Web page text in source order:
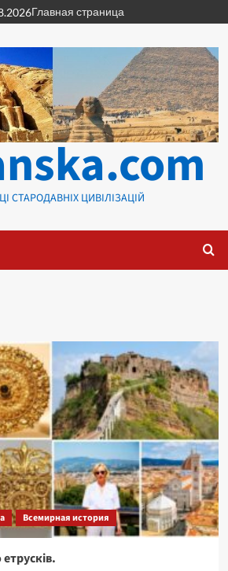
Главная страница
СТАРОДАВНІХ ЦИВІЛІЗАЦІЙ
Всемирная история